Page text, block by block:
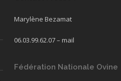
Marylène Bezamat
06.03.99.62.07 – mail
Fédération Nationale Ovine